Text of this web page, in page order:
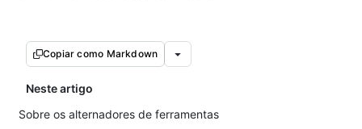
Copiar como Markdown
Neste artigo
Sobre os alternadores de ferramentas